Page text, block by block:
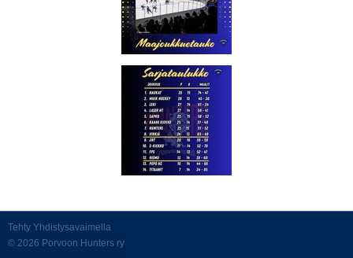
Tehty Yhdistysavaimella
© 2026 Porvoon Hunters ry